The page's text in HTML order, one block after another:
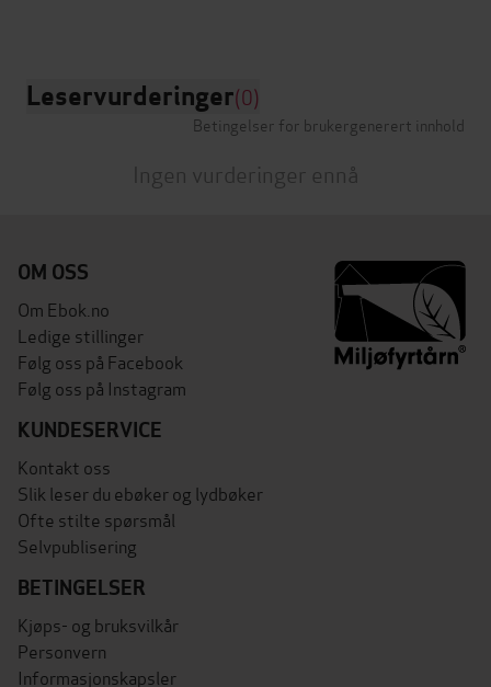
Leservurderinger(0)
Betingelser for brukergenerert innhold
Ingen vurderinger ennå
OM OSS
Om Ebok.no
Ledige stillinger
Følg oss på Facebook
Følg oss på Instagram
KUNDESERVICE
Kontakt oss
Slik leser du ebøker og lydbøker
Ofte stilte spørsmål
Selvpublisering
BETINGELSER
Kjøps- og bruksvilkår
Personvern
Informasjonskapsler